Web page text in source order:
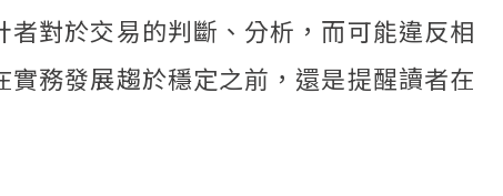
對於交易的判斷、分析，而可能違反相
務發展趨於穩定之前，還是提醒讀者在